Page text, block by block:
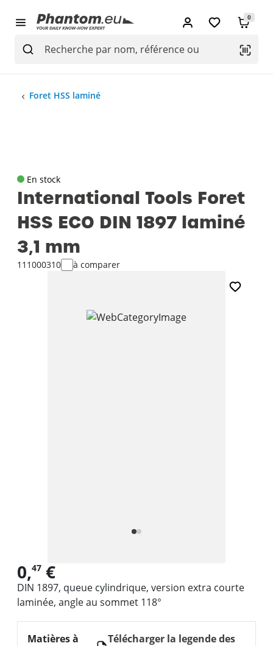
0
Foret HSS laminé
En stock
International Tools Foret
HSS ECO DIN 1897 laminé
3‚1 mm
111000310 à comparer
0,47 €
DIN 1897, queue cylindrique, version extra courte
laminée, angle au sommet 118°
Matières à
Télécharger la legende des